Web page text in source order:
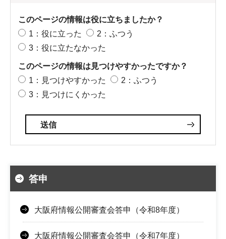
このページの情報は役に立ちましたか？
1：役に立った
2：ふつう
3：役に立たなかった
このページの情報は見つけやすかったですか？
1：見つけやすかった
2：ふつう
3：見つけにくかった
答申
大阪府情報公開審査会答申（令和8年度）
大阪府情報公開審査会答申（令和7年度）